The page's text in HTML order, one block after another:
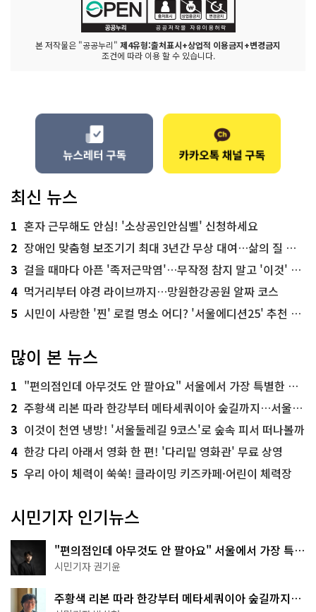
본 저작물은 "공공누리" 제4유형:출처표시+상업적 이용금지+변경금지
조건에 따라 이용 할 수 있습니다.
최신 뉴스
1 혼자 근무해도 안심! '소상공인안심벨' 신청하세요
2 장애인 맞춤형 보조기기 최대 3년간 무상 대여…삶의 질 높인다
3 걸을 때마다 아픈 '족저근막염'…무작정 참지 말고 '이것' 해보세요!
4 먹거리부터 야경 라이브까지…망원한강공원 알짜 코스
5 시민이 사랑한 '찐' 로컬 명소 어디? '서울에디션25' 추천 코스
많이 본 뉴스
1 "편의점인데 아무것도 안 팔아요" 서울에서 가장 특별한 편의점의 정체
2 주황색 리본 따라 한강부터 메타세쿼이아 숲길까지…서울둘레길 15코스
3 이것이 천연 냉방! '서울둘레길 9코스'로 숲속 피서 떠나볼까
4 한강 다리 아래서 영화 한 편! '다리밑 영화관' 무료 상영
5 우리 아이 체력이 쑥쑥! 클라이밍 키즈카페·어린이 체력장
시민기자 인기뉴스
"편의점인데 아무것도 안 팔아요" 서울에서 가장 특별
한 편의점의 정체
시민기자 권기윤
주황색 리본 따라 한강부터 메타세쿼이아 숲길까지…